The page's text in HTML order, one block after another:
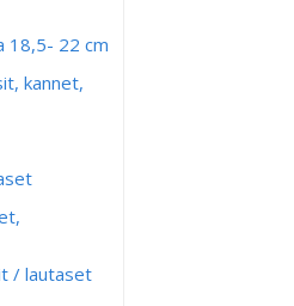
18,5- 22 cm
kannet,
/ lautaset